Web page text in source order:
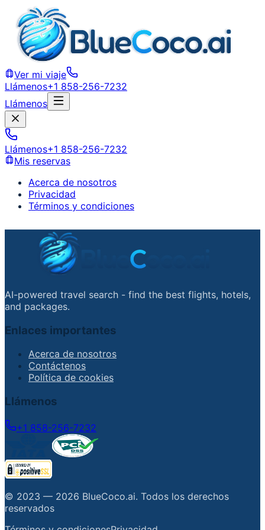
Ver mi viaje
Llámenos+1 858-256-7232
Llámenos
Llámenos+1 858-256-7232
Mis reservas
Acerca de nosotros
Privacidad
Términos y condiciones
AI-powered travel search - find the best flights, hotels,
and packages.
Enlaces importantes
Acerca de nosotros
Contáctenos
Política de cookies
Llámenos
+1 858-256-7232
© 2023 — 2026 BlueCoco.ai. Todos los derechos
reservados